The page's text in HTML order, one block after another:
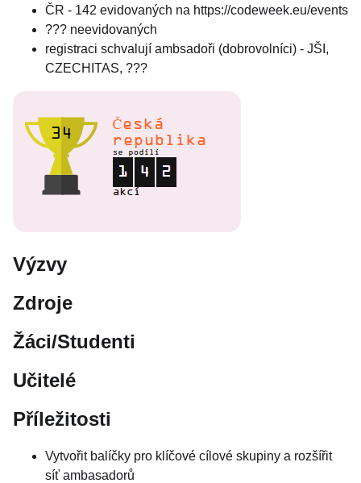
ČR - 142 evidovaných na https://codeweek.eu/events
??? neevidovaných
registraci schvalují ambsadoři (dobrovolníci) - JŠI,
CZECHITAS, ???
Výzvy
Zdroje
Žáci/Studenti
Učitelé
Příležitosti
Vytvořit balíčky pro klíčové cílové skupiny a rozšířit
síť ambasadorů